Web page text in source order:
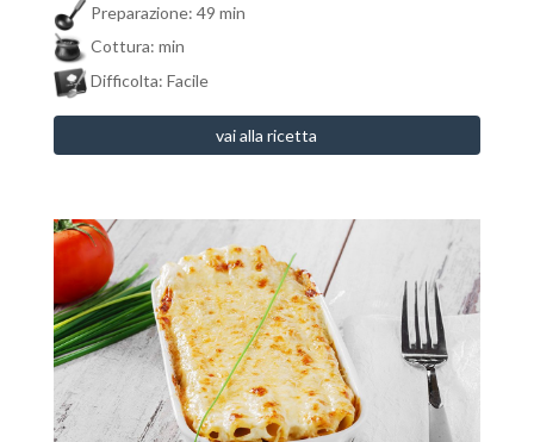
Preparazione: 49 min
Cottura: min
Difficolta: Facile
vai alla ricetta